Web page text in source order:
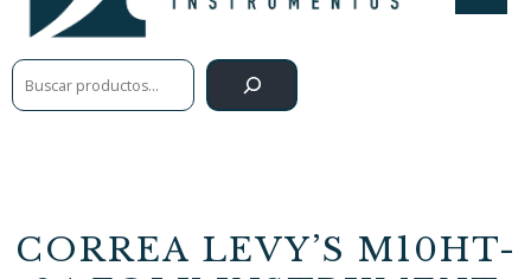
Buscar
CORREA LEVY’S M10HT-